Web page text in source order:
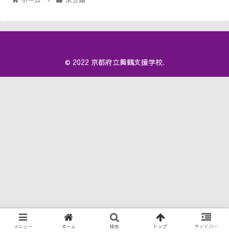
© 2022 京都府立舞鶴支援学校.
メニュー ホーム 検索 トップ サイドバー